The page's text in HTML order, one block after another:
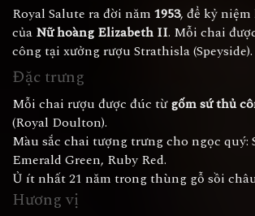
Royal Salute ra đời năm 1953, để kỷ
của Nữ hoàng Elizabeth II. Mỗi chai
công tại xưởng rượu Strathisla (Speyside).
Đặc trưng
Mỗi chai rượu được đúc từgốm sứ thủ
(Royal Doulton).
Màu sắc chai tượng trưng cho ngọc quý:
Emerald Green, Ruby Red.
Ủ ít nhất 21 năm trong thùng gỗ sồi
Hương vị